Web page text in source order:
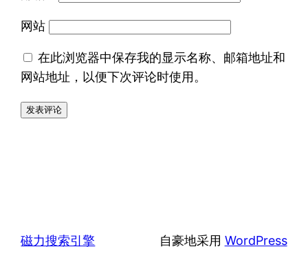
网站
在此浏览器中保存我的显示名称、邮箱地址和
网站地址，以便下次评论时使用。
磁力搜索引擎 自豪地采用 WordPress